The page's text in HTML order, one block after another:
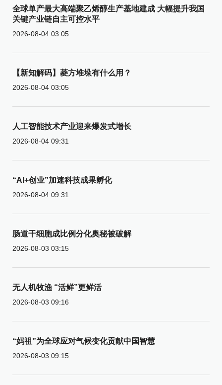
全球单产最大高端聚乙烯醇生产基地建成 大幅提升我国
关键产业链自主可控水平
2026-08-04 03:05
【新知解码】菱方堆垛有什么用？
2026-08-04 03:05
人工智能技术产业迎来爆发式增长
2026-08-04 09:31
“AI+创业”加速科技成果孵化
2026-08-04 09:31
肠道干细胞成比例分化奥秘被破解
2026-08-03 03:15
无人机牧渔 “活鲜”更鲜活
2026-08-03 09:16
“妈祖”为全球应对气候变化贡献中国智慧
2026-08-03 09:15